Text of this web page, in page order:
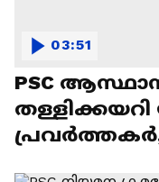
PSC
03:51